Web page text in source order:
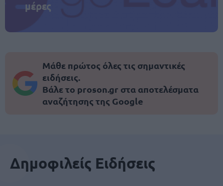
μέρες
Μάθε πρώτος όλες τις σημαντικές
ειδήσεις.
Βάλε το proson.gr στα αποτελέσματα
αναζήτησης της Google
Δημοφιλείς Ειδήσεις